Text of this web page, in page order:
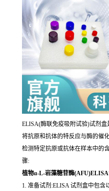
ELISA(酶联免疫吸附试验)试剂
将抗原和抗体的特反应与酶的催
检测特定抗原或抗体在样本中的
骤:
植物α-L-岩藻糖苷酶
1. 准备试剂:ELISA 试剂盒中包